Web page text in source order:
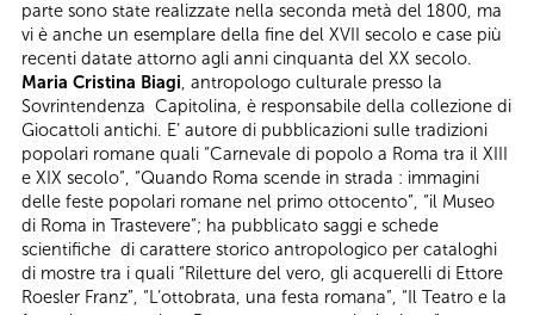
parte sono state realizzate nella seconda metà del 1800, ma
vi è anche un esemplare della fine del XVII secolo e case più
recenti datate attorno agli anni cinquanta del XX secolo.
Maria Cristina Biagi, antropologo culturale presso la
Sovrintendenza Capitolina, è responsabile della collezione di
Giocattoli antichi. E’ autore di pubblicazioni sulle tradizioni
popolari romane quali “Carnevale di popolo a Roma tra il XIII
e XIX secolo”, “Quando Roma scende in strada : immagini
delle feste popolari romane nel primo ottocento”, “il Museo
di Roma in Trastevere”; ha pubblicato saggi e schede
scientifiche di carattere storico antropologico per cataloghi
di mostre tra i quali “Riletture del vero, gli acquerelli di Ettore
Roesler Franz”, “L’ottobrata, una festa romana”, “Il Teatro e la